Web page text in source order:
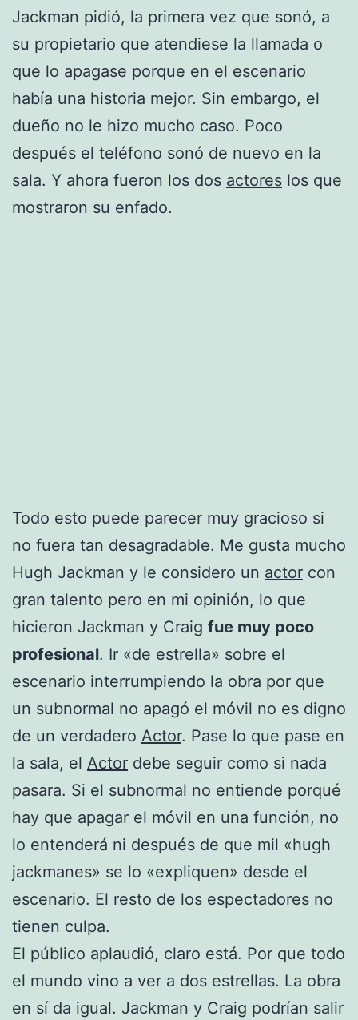
Jackman pidió, la primera vez que sonó, a
su propietario que atendiese la llamada o
que lo apagase porque en el escenario
había una historia mejor. Sin embargo, el
dueño no le hizo mucho caso. Poco
después el teléfono sonó de nuevo en la
sala. Y ahora fueron los dos actores los que
mostraron su enfado.
Todo esto puede parecer muy gracioso si
no fuera tan desagradable. Me gusta mucho
Hugh Jackman y le considero un actor con
gran talento pero en mi opinión, lo que
hicieron Jackman y Craig fue muy poco
profesional. Ir «de estrella» sobre el
escenario interrumpiendo la obra por que
un subnormal no apagó el móvil no es digno
de un verdadero Actor. Pase lo que pase en
la sala, el Actor debe seguir como si nada
pasara. Si el subnormal no entiende porqué
hay que apagar el móvil en una función, no
lo entenderá ni después de que mil «hugh
jackmanes» se lo «expliquen» desde el
escenario. El resto de los espectadores no
tienen culpa.
El público aplaudió, claro está. Por que todo
el mundo vino a ver a dos estrellas. La obra
en sí da igual. Jackman y Craig podrían salir